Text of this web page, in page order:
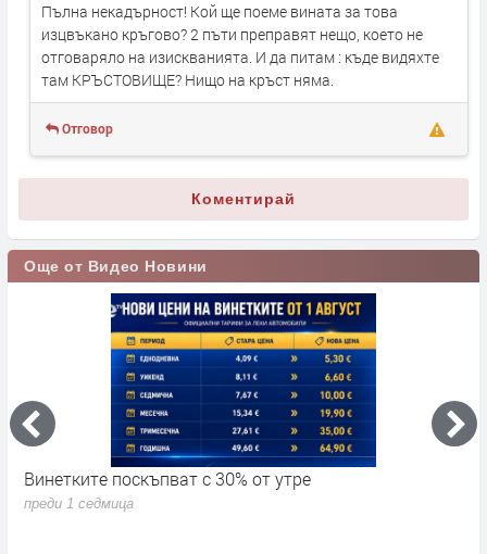
Пълна некадърност! Кой ще поеме вината за това
изцвъкано кръгово? 2 пъти преправят нещо, което не
отговаряло на изискванията. И да питам : къде видяхте
там КРЪСТОВИЩЕ? Нищо на кръст няма.
Отговор
Коментирай
Още от Видео Новини
Винетките поскъпват с 30% от утре
преди 1 седмица